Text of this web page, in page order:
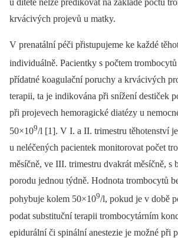
krvácivých projevů u matky.
V prenatální péči přistupujeme ke každé
individuálně. Pacientky s počtem
přídatné koagulační poruchy a krvácivých
terapii, ta je indikována při snížení destiček
při projevech hemoragické diatézy u
50×109/l [1]. V I. a II. trimestru těhotenství
u neléčených pacientek monitorovat počet
měsíčně, ve III. trimestru dvakrát měsíčně, s
porodu jednou týdně. Hodnota trombocytů
pohybuje kolem 50×109/l, pokud je v době
podat substituční terapii trombocytárním
epidurální či spinální anestezie je možné při